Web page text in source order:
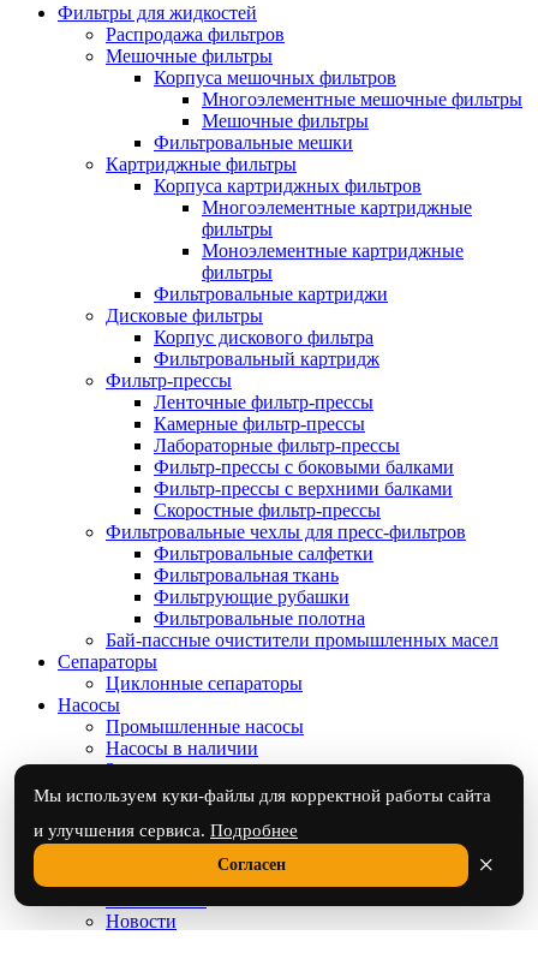
Фильтры для жидкостей
Распродажа фильтров
Мешочные фильтры
Корпуса мешочных фильтров
Многоэлементные мешочные фильтры
Мешочные фильтры
Фильтровальные мешки
Картриджные фильтры
Корпуса картриджных фильтров
Многоэлементные картриджные
фильтры
Моноэлементные картриджные
фильтры
Фильтровальные картриджи
Дисковые фильтры
Корпус дискового фильтра
Фильтровальный картридж
Фильтр-прессы
Ленточные фильтр-прессы
Камерные фильтр-прессы
Лабораторные фильтр-прессы
Фильтр-прессы с боковыми балками
Фильтр-прессы с верхними балками
Скоростные фильтр-прессы
Фильтровальные чехлы для пресс-фильтров
Фильтровальные салфетки
Фильтровальная ткань
Фильтрующие рубашки
Фильтровальные полотна
Бай-пассные очистители промышленных масел
Сепараторы
Циклонные сепараторы
Насосы
Промышленные насосы
Насосы в наличии
Запчасти для насосов
Фильтровальные группы
дозирования
Изготовление НФГ по индивидуальному заказу
Новости
Мы используем куки-файлы для корректной работы сайта
и улучшения сервиса. Подробнее
Согласен ×